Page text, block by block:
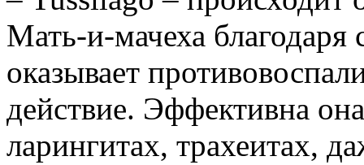
Мать-и-мачеха
оказывает
действие. Эффективна
ларингитах, трахеитах,